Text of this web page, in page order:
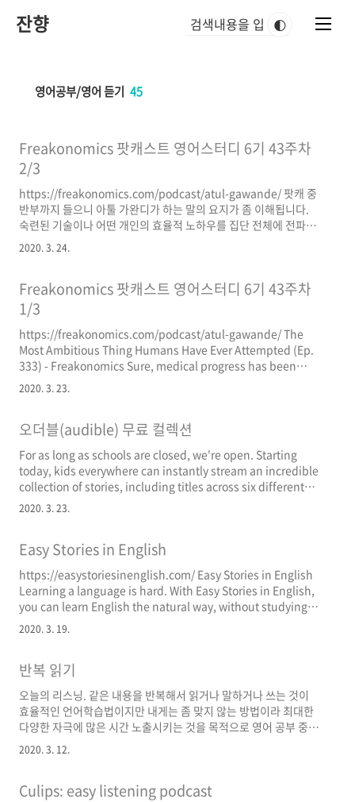
잔향 🌓
영어공부/영어 듣기 45
Freakonomics 팟캐스트 영어스터디 6기 43주차
2/3
https://freakonomics.com/podcast/atul-gawande/ 팟캐 중
반부까지 들으니 아툴 가완디가 하는 말의 요지가 좀 이해됩니다.
숙련된 기술이나 어떤 개인의 효율적 노하우를 집단 전체에 전파할
수 있는 명확하고 실행하기 쉬운 지침을 마련하는 것이 복잡해 보이
는 의료 시스템의 개혁에서 핵심적인 부분이라 말하는 것 같아요.
세균)를 듭니다. 사실 감염관리는 현대 의료체계에서 아주 필수적
인 부분이고 의료진의 손닦는 행동 같은 사소하지만 중요한 행동 실
천이 요구됩니다. 이것이 잘 지켜지지 않아 병원 내 세균 감염에 따
른 합병증 발생이 빈번하곤 했는데, 이에 대한 과학적 데이터가 누
적되면서 이제는 종합병원급 ..
2020. 3. 24.
Freakonomics 팟캐스트 영어스터디 6기 43주차
1/3
https://freakonomics.com/podcast/atul-gawande/ The
Most Ambitious Thing Humans Have Ever Attempted (Ep.
333) - Freakonomics Sure, medical progress has been
astounding. But today the U.S. spends more on
healthcare than any other country, with so-so outcomes.
researcher, and best-selling author — has some simple
2020. 3. 23.
오더블(audible) 무료 컬렉션
For as long as schools are closed, we're open. Starting
today, kids everywhere can instantly stream an incredible
collection of stories, including titles across six different
languages, that will help them continue dreaming,
learning, and just being kids. All stories are free to stream
collection, select a title and start listening. It's that..
2020. 3. 23.
Easy Stories in English
https://easystoriesinenglish.com/ Easy Stories in English
Learning a language is hard. With Easy Stories in English,
you can learn English the natural way, without studying
lists of vocabulary or complicated grammar rules. Every
week, Ariel Goodbody, author and language teacher, will
크립트가 있고 특히 레벨을 나눠 놓아서 유용함. pre
2020. 3. 19.
반복 읽기
오늘의 리스닝. 같은 내용을 반복해서 읽거나 말하거나 쓰는 것이
효율적인 언어학습법이지만 내게는 좀 맞지 않는 방법이라 최대한
다양한 자극에 많은 시간 노출시키는 것을 목적으로 영어 공부 중이
다.
2020. 3. 12.
Culips: easy listening podcast